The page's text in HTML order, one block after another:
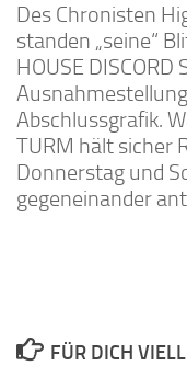
Des Chronisten
standen „seine“
HOUSE DISCORD
Abschlussgrafik.
TURM hält sicher
Donnerstag und
gegeneinander
FÜR DICH